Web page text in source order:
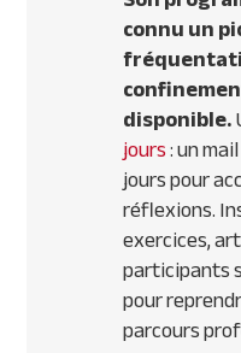
connu un
disponible.
jours: un
jours pour
réflexions.
exercices,
participants
pour
parcours